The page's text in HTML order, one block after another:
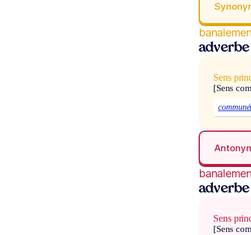
adverbe
Sens
[Sens
adverbe
Sens
[Sens